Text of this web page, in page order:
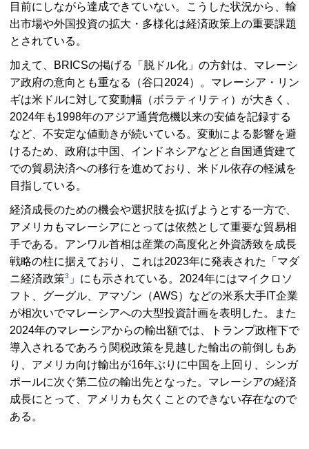
目前にしながら達成できていない。こうした状況から、輸
出市場や外国投資の拡大・多様化は経済政策上の重要課題
とされている。
加えて、 BRICSの掲げる「脱ドル化」の方針は、マレーシ
ア政府の意向とも重なる（谷口2024）。マレーシア・リン
ギは米ドルに対して変動幅（ボラティリティ）が大きく、
2024年も1998年のアジア通貨危機以来の安値を記録する
など、不安定な値動きが続いている。変動による影響を避
けるため、政府は中国、インドネシアなどと自国通貨建て
での貿易決済への移行を進めており、米ドル依存の軽減を
目指している。
経済成長のための機会や選択肢を拡げようとする一方で、
アメリカもマレーシアにとっては依然として重要な貿易相
手である。アンワル首相は産業の高度化と外資誘致を成長
戦略の柱に据えており、これは2023年に発表された「マダ
ニ経済政策3 」にも示されている。2024年にはマイクロソ
フト、グーグル、アマゾン（AWS）などの米系大手 IT企業
が相次いでマレーシアへの大型投資計画を表明した。また
2024年のマレーシアからの輸出額では、トランプ政権下で
導入されるであろう関税政策を見越した輸出の前倒しもあ
り、アメリカ向け輸出が16年ぶりに中国を上回り、シンガ
ポールに次ぐ第二位の輸出先となった。マレーシアの経済
成長にとって、アメリカも欠くことのできない存在なので
ある。